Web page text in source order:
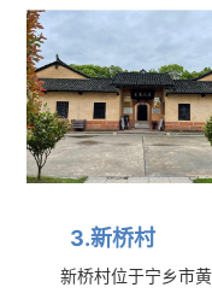
3.新桥村
新桥村位于宁乡市黄